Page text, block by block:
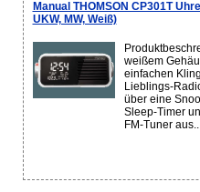
Manual THOMSON CP301T
UKW, MW, Weiß)
weißem
einfachen
Lieblings-
über eine
Sleep-Timer
FM-Tuner